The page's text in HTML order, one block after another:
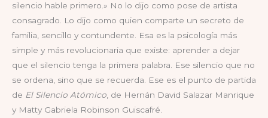
silencio hable primero.» No lo dijo como pose de artista
consagrado. Lo dijo como quien comparte un secreto de
familia, sencillo y contundente. Esa es la psicología más
simple y más revolucionaria que existe: aprender a dejar
que el silencio tenga la primera palabra. Ese silencio que no
se ordena, sino que se recuerda. Ese es el punto de partida
de El Silencio Atómico , de Hernán David Salazar Manrique
y Matty Gabriela Robinson Guiscafré.